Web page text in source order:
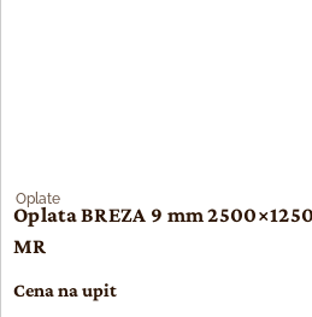
Oplate
Oplata BREZA 9 mm 2500×1250
MR
Cena na upit